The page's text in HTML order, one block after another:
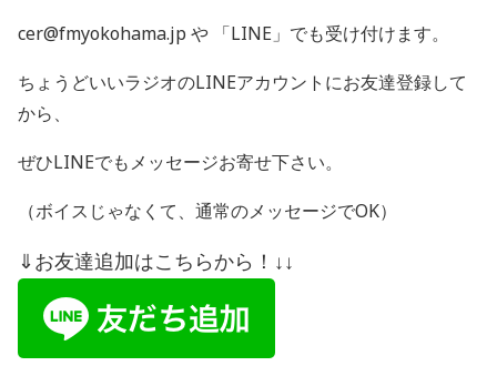
cer@fmyokohama.jp や 「LINE 」でも受け付けます。
ちょうどいいラジオのLINEアカウントにお友達登録して
から、
ぜひLINEでもメッセージお寄せ下さい。
（ボイスじゃなくて、通常のメッセージでOK）
⇓お友達追加はこちらから！↓↓